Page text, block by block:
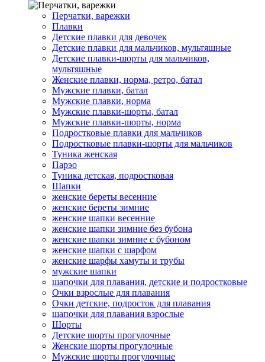
Перчатки, варежки
Плавки
Детские плавки для девочек
Детские плавки для мальчиков, мультяшные
Детские плавки-шорты для мальчиков,
мультяшные
Женские плавки, норма, ретро, батал
Мужские плавки, батал
Мужские плавки, норма
Мужские плавки-шорты, батал
Мужские плавки-шорты, норма
Подростковые плавки для мальчиков
Подростковые плавки-шорты для мальчиков
Туникa женская
Парэо
Туника детская, подростковая
Шапки
женские береты весенние
женские береты зимние
женские шапки весенние
женские шапки зимние без бубона
женские шапки зимние с бубоном
женские шапки с шарфом
женские шарфы хамуты и трубы
мужские шапки
шапочки для плавания, детские и подростковые
Очки взрослые для плавания
Очки детские, подросток для плавания
шапочки для плавания взрослые
Шорты
Детские шорты прогулочные
Женские шорты прогулочные
Мужские шорты прогулочные